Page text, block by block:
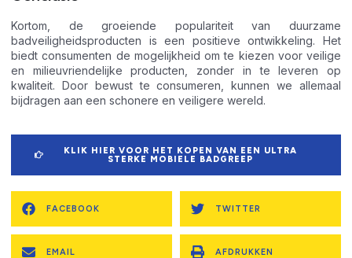
Kortom, de groeiende populariteit van duurzame
badveiligheidsproducten is een positieve ontwikkeling. Het
biedt consumenten de mogelijkheid om te kiezen voor veilige
en milieuvriendelijke producten, zonder in te leveren op
kwaliteit. Door bewust te consumeren, kunnen we allemaal
bijdragen aan een schonere en veiligere wereld.
KLIK HIER VOOR HET KOPEN VAN EEN ULTRA
STERKE MOBIELE BADGREEP
FACEBOOK TWITTER
EMAIL AFDRUKKEN